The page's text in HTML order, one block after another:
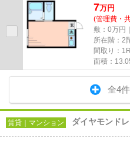
7万円
(管理費・
敷：0万円
所在階：2
間取り：1R
面積：
全4
賃貸｜マンション ダイヤモンド